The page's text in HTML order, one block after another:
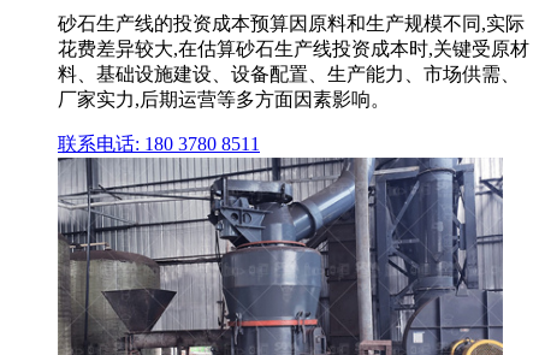
砂石生产线的投资成本预算因原料和生产规模不同,实际
花费差异较大,在估算砂石生产线投资成本时,关键受原材
料、基础设施建设、设备配置、生产能力、市场供需、
厂家实力,后期运营等多方面因素影响。
联系电话: 180 3780 8511